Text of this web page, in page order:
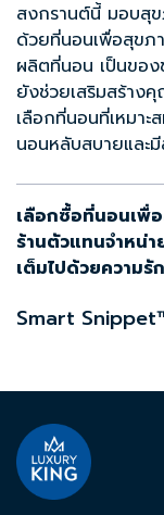
สงกรานต์นี้ มอบสุ
ด้วยที่นอนเพื่อสุขภ
ผลิตที่นอน เป็นขอ
ยังช่วยเสริมสร้าง
เลือกที่นอนที่เหมาะ
นอนหลับสบายและ
เลือกซื้อที่นอนเพื่
ร้านตัวแทนจำหน่า
เต็มไปด้วยความรั
Smart